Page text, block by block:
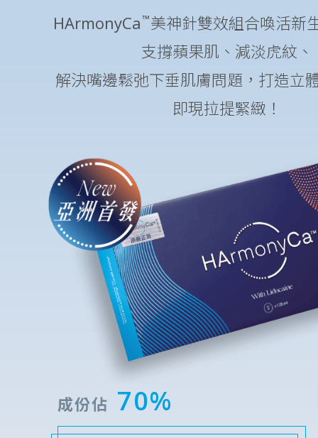
HArmonyCa™美神針雙效組合喚活新
支撐蘋果肌、減淡虎紋、
解決嘴邊鬆弛下垂肌膚問題，打造立
即現拉提緊緻！
成份佔 70%